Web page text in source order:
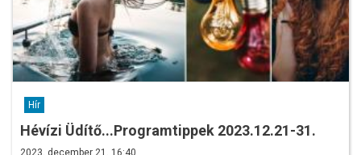
Hír
Hévízi Üdítő...Programtippek 2023.12.21-31.
2023. december 21. 16:40